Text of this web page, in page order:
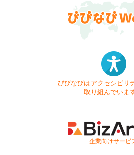
びびなびはアクセシビリ
取り組んでいま
- 企業向けサービ